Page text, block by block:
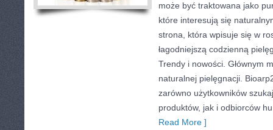
może być traktowana jako
które interesują się
strona, która wpisuje się w
łagodniejszą codzienną
Trendy i nowości. Głównym
naturalnej pielęgnacji.
zarówno użytkowników
produktów, jak i odbiorców
Read More ]